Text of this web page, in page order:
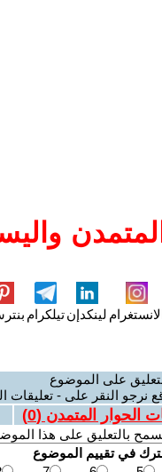
لينكدإنتيلكرام
على الموضوع
نرجو النقر على - تعليقات
الحوار المتمدن (0
)
بالتعليق على هذا